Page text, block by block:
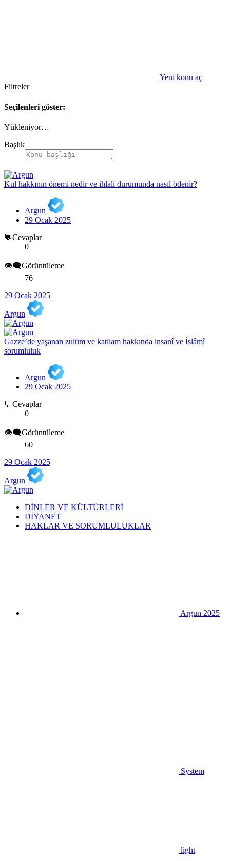
Yeni konu aç
Filtreler
Seçilenleri göster:
Yükleniyor…
Başlık
Kul hakkının önemi nedir ve ihlali durumunda nasıl ödenir?
Argun
29 Ocak 2025
💬Cevaplar
0
👁️‍🗨️Görüntüleme
76
29 Ocak 2025
Argun
Gazze’de yaşanan zulüm ve katliam hakkında insanî ve İslâmî
sorumluluk
Argun
29 Ocak 2025
💬Cevaplar
0
👁️‍🗨️Görüntüleme
60
29 Ocak 2025
Argun
DİNLER VE KÜLTÜRLERİ
DİYANET
HAKLAR VE SORUMLULUKLAR
Argun 2025
System
light